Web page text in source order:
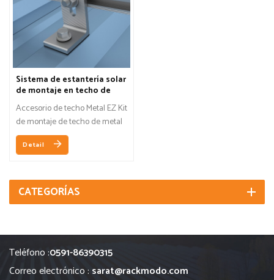
Sistema de estantería solar
de montaje en techo de
metal
Accesorio de techo Metal EZ Kit
de montaje de techo de metal
con pie en L.El mejor soporte
de una sola penetración para
Detail
CATEGORÍAS
Teléfono :0591-86390315
Correo electrónico : sarat@rackmodo.com